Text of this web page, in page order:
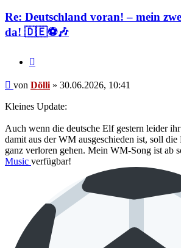
Re: Deutschland voran! – mein
da! 🇩🇪⚽🎶
Beitrag
von Dölli » 30.06.2026, 10:41
Kleines Update:
Auch wenn die deutsche Elf gestern leider
damit aus der WM ausgeschieden ist, soll
ganz verloren gehen. Mein WM-Song ist ab
Music verfügbar!